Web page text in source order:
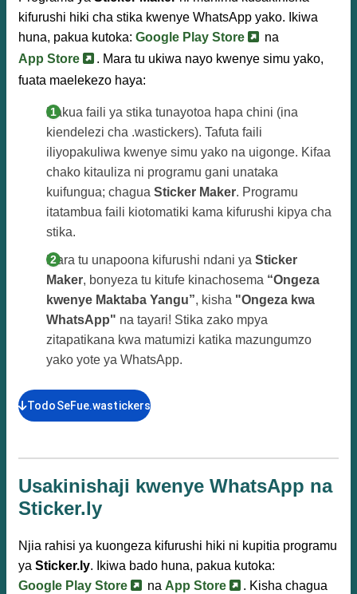
kifurushi hiki cha stika kwenye WhatsApp yako. Ikiwa
huna, pakua kutoka: Google Play Store
na
App Store
. Mara tu ukiwa nayo kwenye simu yako,
fuata maelekezo haya:
Pakua faili ya stika tunayotoa hapa chini (ina
kiendelezi cha .wastickers). Tafuta faili
iliyopakuliwa kwenye simu yako na uigonge. Kifaa
chako kitauliza ni programu gani unataka
kuifungua; chagua Sticker Maker. Programu
itatambua faili kiotomatiki kama kifurushi kipya cha
stika.
Mara tu unapoona kifurushi ndani ya Sticker
Maker, bonyeza tu kitufe kinachosema “Ongeza
kwenye Maktaba Yangu”, kisha "Ongeza kwa
WhatsApp" na tayari! Stika zako mpya
zitapatikana kwa matumizi katika mazungumzo
yako yote ya WhatsApp.
TodoSeFue.wastickers
Usakinishaji kwenye WhatsApp na
Sticker.ly
Njia rahisi ya kuongeza kifurushi hiki ni kupitia programu
ya Sticker.ly. Ikiwa bado huna, pakua kutoka:
Google Play Store
na App Store
. Kisha chagua